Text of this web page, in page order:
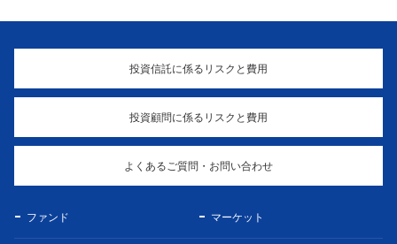
投資信託に係るリスクと費用
投資顧問に係るリスクと費用
よくあるご質問・お問い合わせ
ファンド マーケット